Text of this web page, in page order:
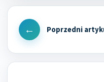
Nawigacja
wpisu
Previous